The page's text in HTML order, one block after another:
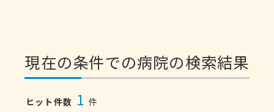
現在の条件での病院の検索結果
ヒット件数 1 件